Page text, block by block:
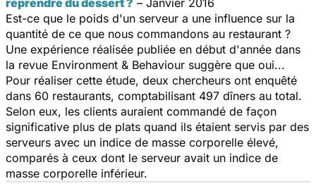
Est-ce que le poids d'un serveur a une influence sur la
quantité de ce que nous commandons au restaurant ?
Une expérience réalisée publiée en début d'année dans
la revue Environment & Behaviour suggère que oui...
Pour réaliser cette étude, deux chercheurs ont enquêté
dans 60 restaurants, comptabilisant 497 dîners au total.
Selon eux, les clients auraient commandé de façon
significative plus de plats quand ils étaient servis par des
serveurs avec un indice de masse corporelle élevé,
comparés à ceux dont le serveur avait un indice de
masse corporelle inférieur.